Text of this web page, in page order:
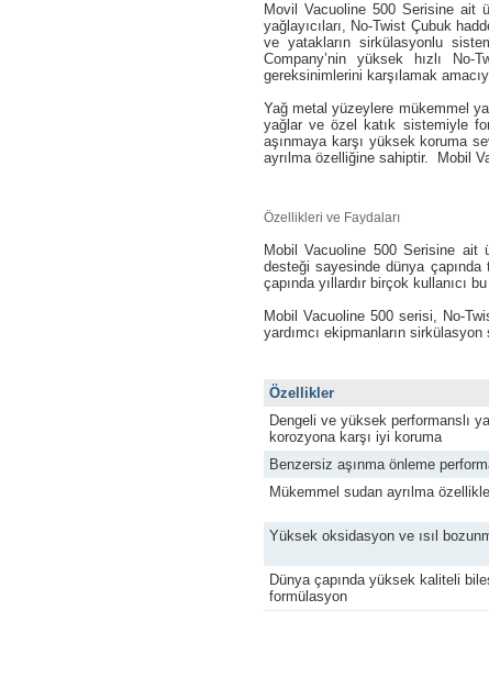
Movil Vacuoline 500 Serisine ait
yağlayıcıları, No-Twist Çubuk
ve yatakların sirkülasyonlu
Company’nin yüksek hızlı
gereksinimlerini karşılamak
Yağ metal yüzeylere mükemmel
yağlar ve özel katık sistemiyle
aşınmaya karşı yüksek koruma
ayrılma özelliğine sahiptir. Mobil
Özellikleri ve Faydaları
Mobil Vacuoline 500 Serisine ait
desteği sayesinde dünya
çapında yıllardır birçok kullanıcı
Mobil Vacuoline 500 serisi, No-
yardımcı ekipmanların
Özellikler
Dengeli ve yüksek performanslı
korozyona karşı iyi koruma
Benzersiz aşınma önleme
Mükemmel sudan ayrılma
Yüksek oksidasyon ve ısıl
Dünya çapında yüksek kaliteli
formülasyon